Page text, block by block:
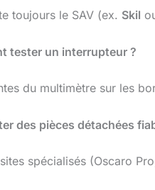
toujours le SAV (ex. Skil
tester un interrupteur ?
du multimètre sur les
des pièces détachées
spécialisés (Oscaro